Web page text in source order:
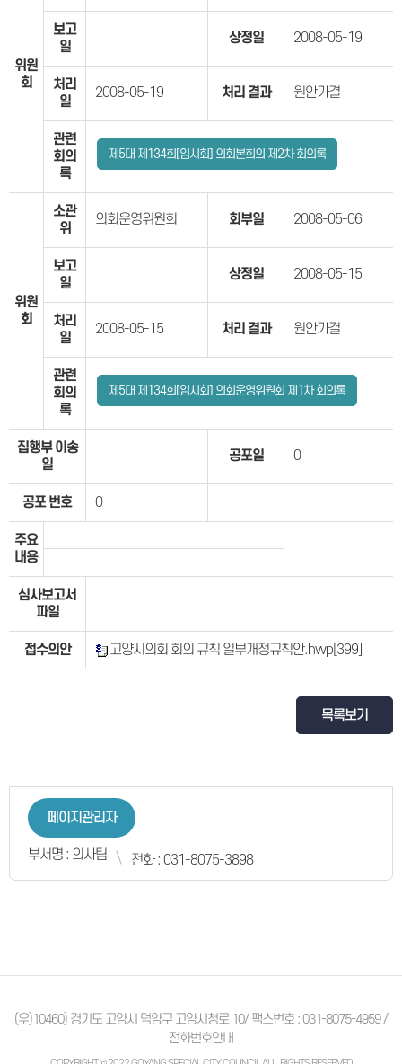
위원
회
보고
일
상정일 2008-05-19
처리
일
2008-05-19 처리 결과 원안가결
관련
회의
록
제5대 제134회[임시회] 의회본회의 제2차 회의록
위원
회
소관
위
의회운영위원회 회부일 2008-05-06
보고
일
상정일 2008-05-15
처리
일
2008-05-15 처리 결과 원안가결
관련
회의
록
제5대 제134회[임시회] 의회운영위원회 제1차 회의록
집행부 이송
일
공포일 0
공포 번호 0
주요
내용
심사보고서
파일
접수의안 고양시의회 회의 규칙 일부개정규칙안.hwp [399]
목록보기
페이지관리자
부서명 : 의사팀 전화 : 031-8075-3898
(우)10460) 경기도 고양시 덕양구 고양시청로 10/ 팩스번호 : 031-8075-4959 /
전화번호안내